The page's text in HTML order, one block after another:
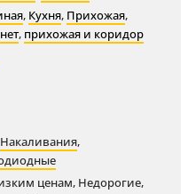
, Кухня, Прихожая,
, прихожая и коридор
Накаливания,
ценам, Недорогие,